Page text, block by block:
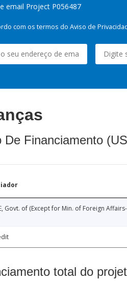
email Project P056487
com os termos do Aviso de
De Financiamento
Govt. of (Except for Min. of Foreign Affairs-
total do